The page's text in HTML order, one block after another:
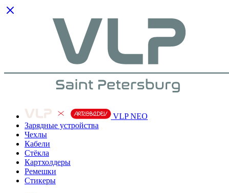
VLP NEO
Зарядные устройства
Чехлы
Кабели
Cтёкла
Картхолдеры
Ремешки
Стикеры